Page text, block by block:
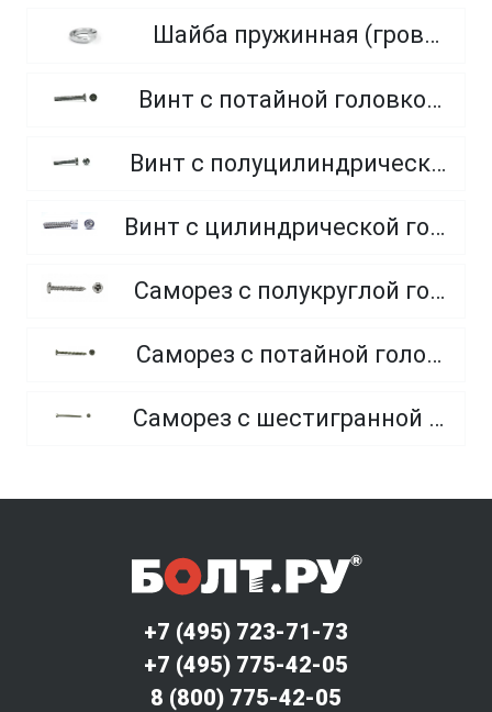
Шайба пружинная (гровер), нормальный, тяжелый, легкий
Винт с потайной головкой, полная резьба из нержавеющей стали A2 и A4
Винт с полуцилиндрической головкой полная резьба, из нержавеющей стали A2 и A4
Винт с цилиндрической головкой и внутренним шестигранником, из нержавеющей стали A2, A4
Саморез с полукруглой головкой и острым концом, из нержавеющей стали А2
Саморез с потайной головкой и острым концом, из нержавеющей стали A2
Саморез с шестигранной головкой и острым концом, из нержавеющей стали А2
+7 (495) 723-71-73
+7 (495) 775-42-05
8 (800) 775-42-05